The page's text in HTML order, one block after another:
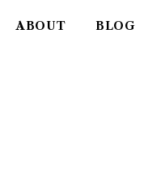
ABOUT BLOG